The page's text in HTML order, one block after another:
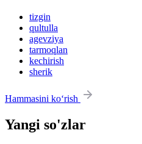
tizgin
qultulla
agevziya
tarmoqlan
kechirish
sherik
Hammasini ko‘rish
Yangi so'zlar